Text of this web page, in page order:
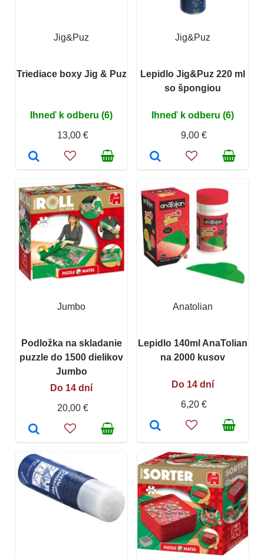
Jig&Puz
Triediace boxy Jig & Puz
Ihneď k odberu (6)
13,00 €
Jig&Puz
Lepidlo Jig&Puz 220 ml
so špongiou
Ihneď k odberu (6)
9,00 €
Jumbo
Podložka na skladanie
puzzle do 1500 dielikov
Jumbo
Do 14 dní
20,00 €
Anatolian
Lepidlo 140ml AnaTolian
na 2000 kusov
Do 14 dní
6,20 €